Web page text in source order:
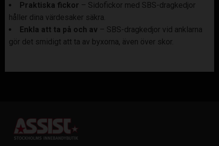
Praktiska fickor – Sidofickor med SBS-dragkedjor
håller dina värdesaker säkra.
Enkla att ta på och av – SBS-dragkedjor vid anklarna
gör det smidigt att ta av byxorna, även över skor.